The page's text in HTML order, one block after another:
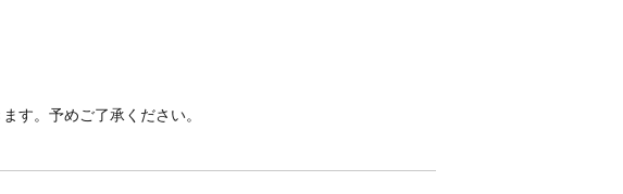
す。予めご了承ください。